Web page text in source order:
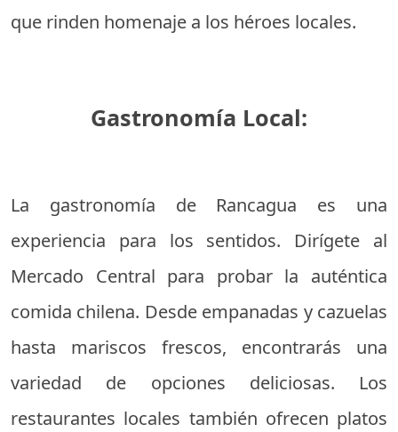
que rinden homenaje a los héroes locales.
Gastronomía Local:
La gastronomía de Rancagua es una
experiencia para los sentidos. Dirígete al
Mercado Central para probar la auténtica
comida chilena. Desde empanadas y cazuelas
hasta mariscos frescos, encontrarás una
variedad de opciones deliciosas. Los
restaurantes locales también ofrecen platos